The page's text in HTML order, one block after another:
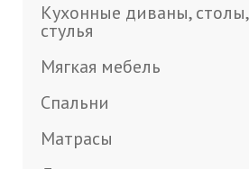
Кухонные диваны, столы,
стулья
Мягкая мебель
Спальни
Матрасы